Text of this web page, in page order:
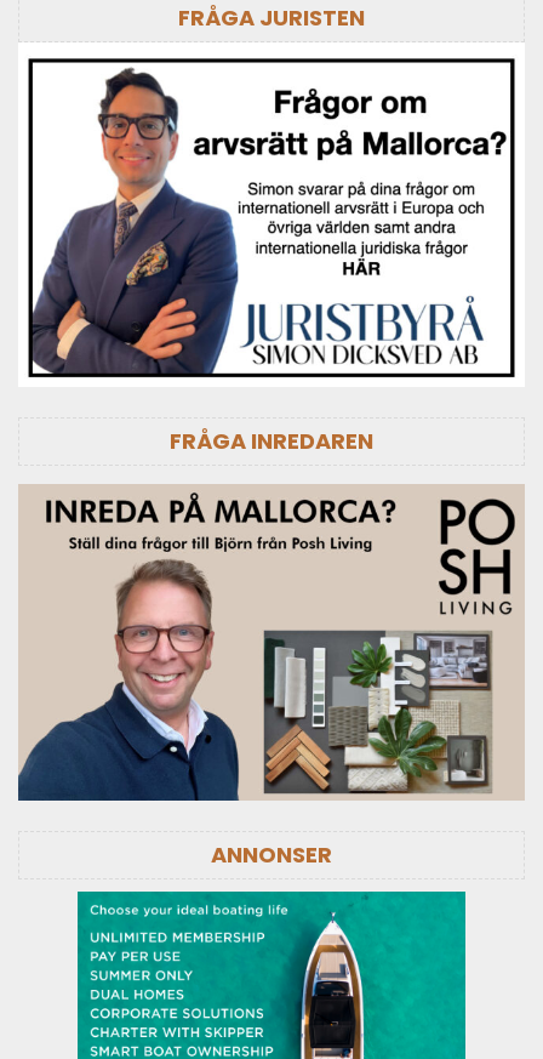
FRÅGA JURISTEN
FRÅGA INREDAREN
ANNONSER